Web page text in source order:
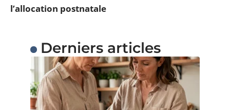
l’allocation postnatale
Derniers articles